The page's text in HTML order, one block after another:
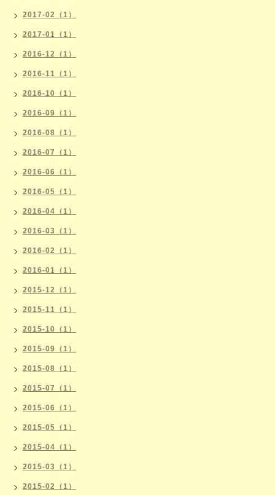
2017-02（1）
2017-01（1）
2016-12（1）
2016-11（1）
2016-10（1）
2016-09（1）
2016-08（1）
2016-07（1）
2016-06（1）
2016-05（1）
2016-04（1）
2016-03（1）
2016-02（1）
2016-01（1）
2015-12（1）
2015-11（1）
2015-10（1）
2015-09（1）
2015-08（1）
2015-07（1）
2015-06（1）
2015-05（1）
2015-04（1）
2015-03（1）
2015-02（1）